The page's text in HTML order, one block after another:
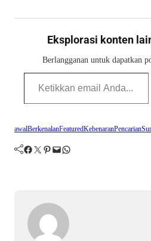
Eksplorasi konten
Berlangganan untuk dapatkan
Ketikkan email Anda...
awalBerkenalanFeaturedKebenaranPencarian
Facebook Twitter Pinterest Mail WhatsApp